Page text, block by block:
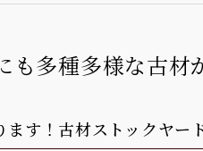
多種多様な古材
す！ 古材ストックヤー